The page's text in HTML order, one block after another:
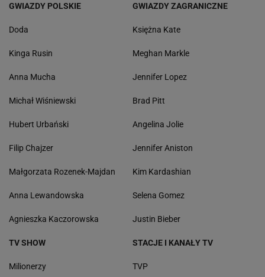
GWIAZDY POLSKIE
Doda
Kinga Rusin
Anna Mucha
Michał Wiśniewski
Hubert Urbański
Filip Chajzer
Małgorzata Rozenek-Majdan
Anna Lewandowska
Agnieszka Kaczorowska
GWIAZDY ZAGRANICZNE
Księżna Kate
Meghan Markle
Jennifer Lopez
Brad Pitt
Angelina Jolie
Jennifer Aniston
Kim Kardashian
Selena Gomez
Justin Bieber
TV SHOW
Milionerzy
STACJE I KANAŁY TV
TVP